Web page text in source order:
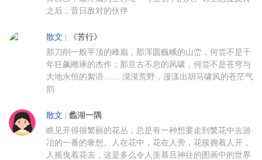
之后，昔日敌对的伙伴
散文 《苦行》
那刀削一般平顶的峰巅，那浑圆巍峨的山峦，何尝不是千
年狂飙雕琢的杰作；那亘古不息的风啸，何尝不是苍穹与
大地永恒的絮语…… 漠漠荒野，漫漾出胡马啸风的苍茫气
韵
散文 蠡湖一隅
瞧见开得很繁丽的花丛，总是有一种想要走到繁花中去游
冶的一番的奢想。人在花中，花在人旁，花簇拥着人开，
人摇曳着花去，这是多么令人羡慕且神往的图画中的世界